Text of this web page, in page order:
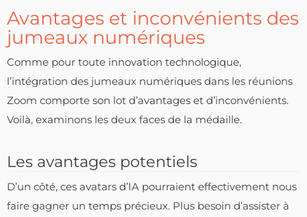
Avantages et inconvénients des
jumeaux numériques
Comme pour toute innovation technologique,
l’intégration des jumeaux numériques dans les réunions
Zoom comporte son lot d’avantages et d’inconvénients.
Voilà, examinons les deux faces de la médaille.
Les avantages potentiels
D’un côté, ces avatars d’IA pourraient effectivement nous
faire gagner un temps précieux. Plus besoin d’assister à